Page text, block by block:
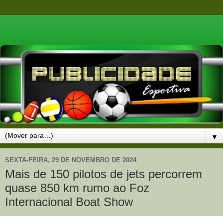
▼
SEXTA-FEIRA, 29 DE NOVEMBRO DE 2024
Mais de 150 pilotos de jets percorrem
quase 850 km rumo ao Foz
Internacional Boat Show